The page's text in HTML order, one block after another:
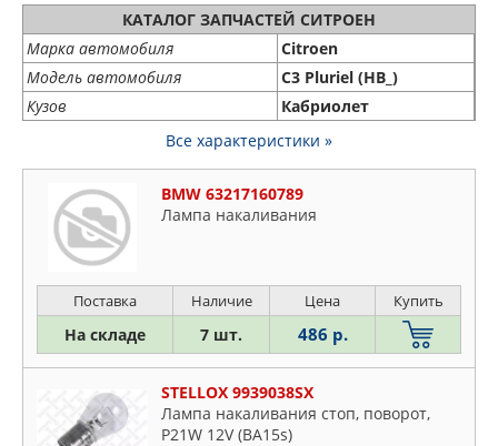
КАТАЛОГ ЗАПЧАСТЕЙ СИТРОЕН
Марка автомобиля
Citroen
Модель автомобиля
C3 Pluriel (HB_)
Кузов
Кабриолет
Все характеристики »
BMW 63217160789
Лампа накаливания
Поставка Наличие Цена Купить
На складе 7 шт. 486 р.
STELLOX 9939038SX
Лампа накаливания cтоп, поворот,
P21W 12V (BA15s)